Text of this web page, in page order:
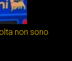
non sono